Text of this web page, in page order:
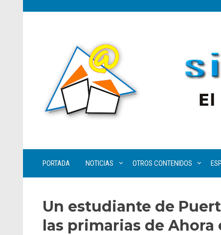
PORTADA NOTICIAS OTROS CONTENIDOS
Un estudiante de
las primarias de Ahora